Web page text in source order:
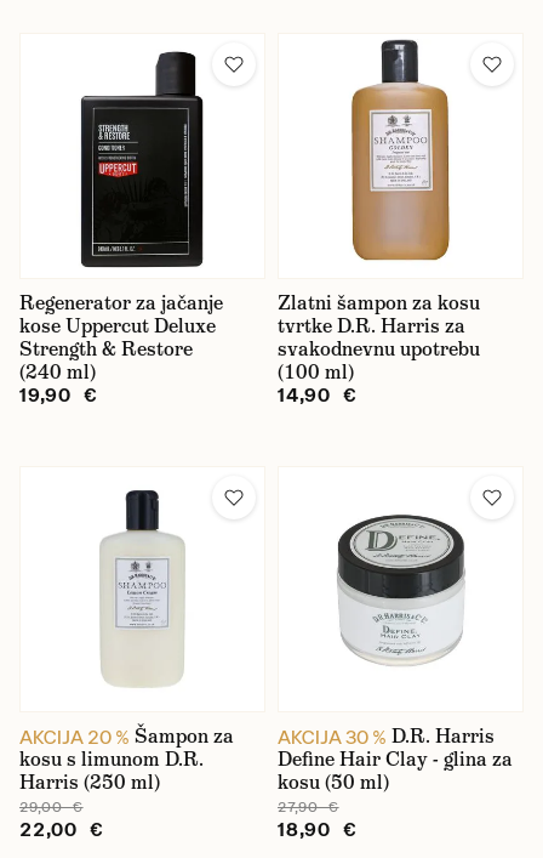
Regenerator za jačanje
kose Uppercut Deluxe
Strength & Restore
(240 ml)
19,90 €
Zlatni šampon za kosu
tvrtke D.R. Harris za
svakodnevnu upotrebu
(100 ml)
14,90 €
AKCIJA 20 % Šampon za
kosu s limunom D.R.
Harris (250 ml)
29,00 €
22,00 €
AKCIJA 30 % D.R. Harris
Define Hair Clay - glina za
kosu (50 ml)
27,90 €
18,90 €